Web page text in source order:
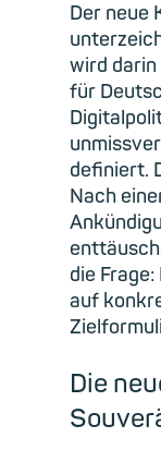
Der neue
wird
für
definiert.
Nach
die
auf
Die